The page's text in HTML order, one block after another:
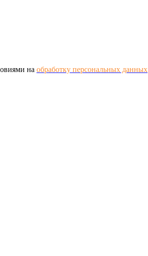
на обработку персональных данных